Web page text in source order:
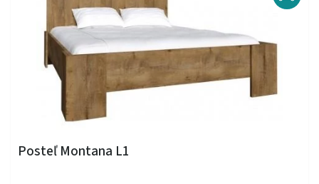
Posteľ Montana L1